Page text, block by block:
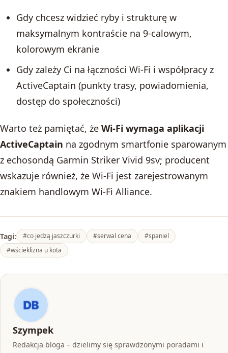
Gdy chcesz widzieć ryby i strukturę w
maksymalnym kontraście na 9-calowym,
kolorowym ekranie
Gdy zależy Ci na łączności Wi‑Fi i współpracy z
ActiveCaptain (punkty trasy, powiadomienia,
dostęp do społeczności)
Warto też pamiętać, że Wi‑Fi wymaga aplikacji
ActiveCaptain na zgodnym smartfonie sparowanym
z echosondą Garmin Striker Vivid 9sv; producent
wskazuje również, że Wi‑Fi jest zarejestrowanym
znakiem handlowym Wi‑Fi Alliance.
Tagi: #co jedzą jaszczurki #serwal cena
#spaniel
#wścieklizna u kota
Szympek
Redakcja bloga – dzielimy się sprawdzonymi poradami i